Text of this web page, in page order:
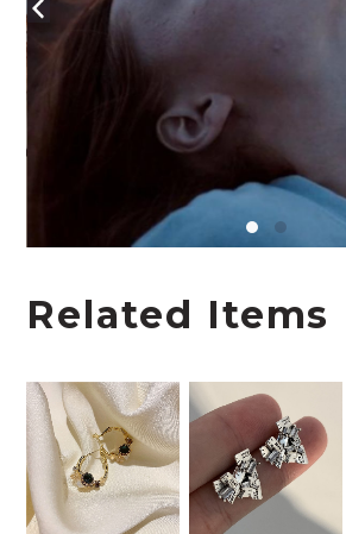
Related Items